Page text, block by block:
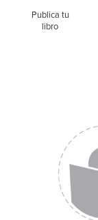
Publica tu
libro